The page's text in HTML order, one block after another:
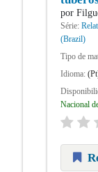
por
Série:
(Brazil)
Tipo de
Idioma:
Nacional